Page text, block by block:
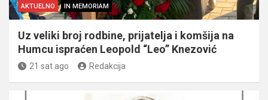
AKTUELNO IN MEMORIAM
Uz veliki broj rodbine, prijatelja i komšija na
Humcu ispraćen Leopold “Leo” Knezović
21 sat ago Redakcija